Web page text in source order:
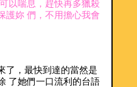
以喘息，趕快再多獵殺
護妳 們，不用擔心我會
了，最快到達的當然是
了她們一口流利的台語